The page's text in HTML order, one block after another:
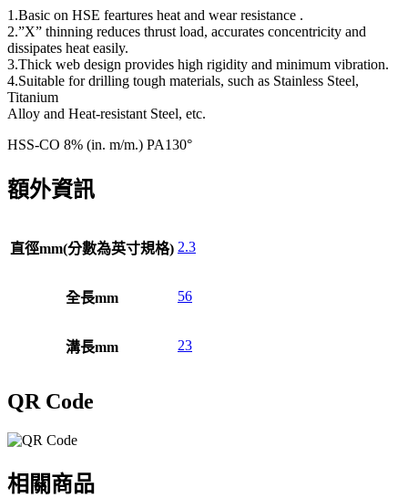
1.Basic on HSE feartures heat and wear resistance .
2.”X” thinning reduces thrust load, accurates concentricity and
dissipates heat easily.
3.Thick web design provides high rigidity and minimum vibration.
4.Suitable for drilling tough materials, such as Stainless Steel,
Titanium
Alloy and Heat-resistant Steel, etc.
HSS-CO 8% (in. m/m.) PA130°
額外資訊
直徑mm(分數為英寸規格) 2.3
全長mm 56
溝長mm 23
QR Code
相關商品